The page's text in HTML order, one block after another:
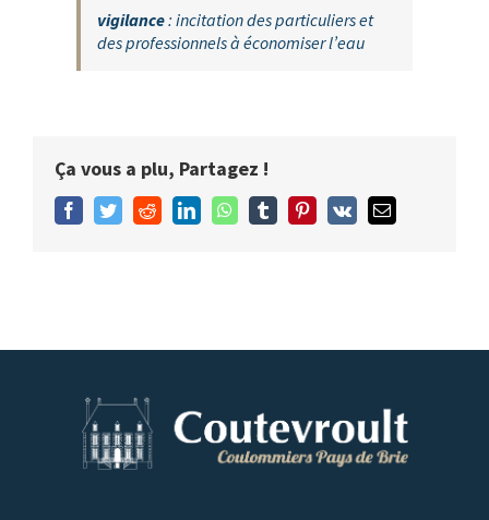
vigilance: incitation des particuliers et
des professionnels à économiser l’eau
Ça vous a plu, Partagez !
Facebook
TwitterRedditLinkedInWhatsApp
Tumblr Pinterest
Vk Email